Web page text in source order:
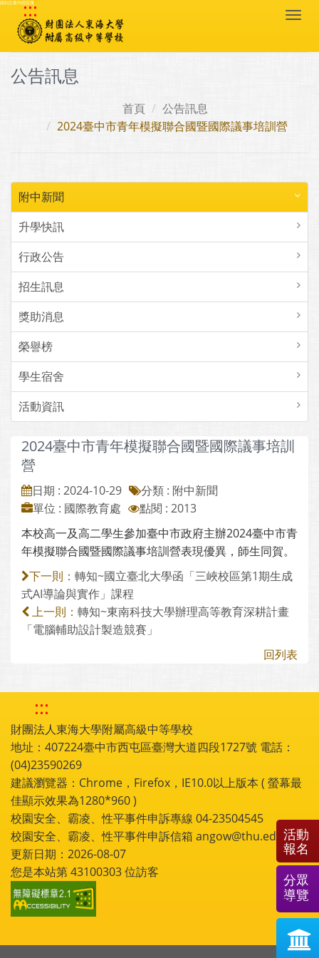
跳到主要內容區塊
:::
公告訊息
首頁
公告訊息
2024臺中市青年模擬聯合國暨國際議事培訓營
附中新聞
升學快訊
行政公告
招生訊息
獎助消息
榮譽榜
學生宿舍
活動資訊
2024臺中市青年模擬聯合國暨國際議事培訓
營
日期 : 2024-10-29
分類 : 附中新聞
單位 : 國際教育處
點閱 : 2013
本校高一及高二學生參加臺中市政府主辦2024臺中市青
年模擬聯合國暨國際議事培訓營表現優異，師生同賀。
下一則： 轉知~國立臺北大學函「三峽校區第1期生成
式AI導論與實作」課程
上一則： 轉知~東南科技大學辦理高等教育深耕計畫
「電腦輔助設計製造競賽」
回列表
:::
財團法人東海大學附屬高級中等學校
地址：407224臺中市西屯區臺灣大道四段1727號 電話：
(04)23590269
建議瀏覽器：Chrome，Firefox，IE10.0以上版本 ( 螢幕最
佳顯示效果為1280*960 )
校園安全、霸凌、性平事件申訴專線 04-23504545
校園安全、霸凌、性平事件申訴信箱 angow@thu.edu.tw
更新日期：2026-08-07
您是本站第43100303位訪客
活動
報名
分眾
導覽